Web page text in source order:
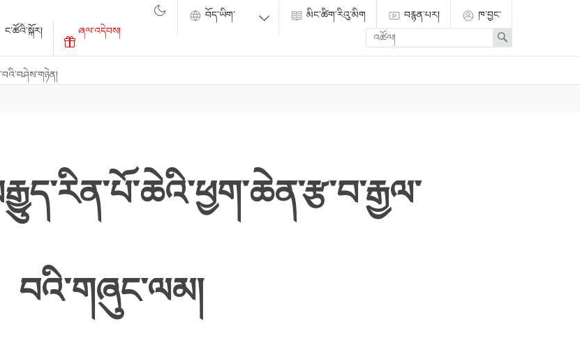
ང་ཚོའི་སྐོར། ཞལ་འདེབས།
མིང་ཚིག་རིའུ་མིག བརྙན་པར།
ཁ་བྱང་
Enter
search
term
Search
བའི་གཞུང་ལམ།